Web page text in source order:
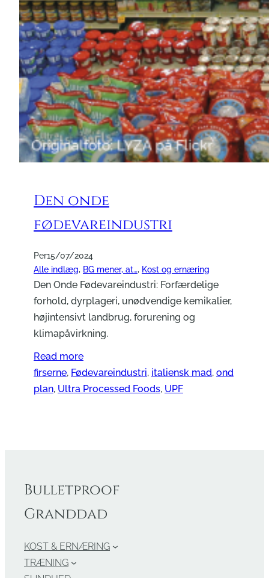
Den onde
fødevareindustri
Per15/07/2024
Alle indlæg, BG mener, at…, Kost og ernæring
Den Onde Fødevareindustri: Forfærdelige
forhold, dyrplageri, unødvendige kemikalier,
højintensivt landbrug, forurening og
klimapåvirkning.
Read more
firserne, Fødevareindustri, italiensk mad, ond
plan, Ultra Processed Foods, UPF
Bulletproof
Granddad
KOST & ERNÆRING
TRÆNING